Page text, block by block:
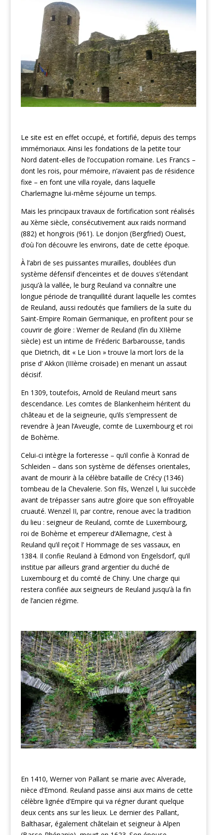
Le site est en effet occupé, et fortifié, depuis des temps
immémoriaux. Ainsi les fondations de la petite tour
Nord datent-elles de l’occupation romaine. Les Francs –
dont les rois, pour mémoire, n’avaient pas de résidence
fixe – en font une villa royale, dans laquelle
Charlemagne lui-même séjourne un temps.
Mais les principaux travaux de fortification sont réalisés
au Xème siècle, consécutivement aux raids normand
(882) et hongrois (961). Le donjon (Bergfried) Ouest,
d’où l’on découvre les environs, date de cette époque.
À l’abri de ses puissantes murailles, doublées d’un
système défensif d’enceintes et de douves s’étendant
jusqu’à la vallée, le burg Reuland va connaître une
longue période de tranquillité durant laquelle les comtes
de Reuland, aussi redoutés que familiers de la suite du
Saint-Empire Romain Germanique, en profitent pour se
couvrir de gloire : Werner de Reuland (fin du XIIème
siècle) est un intime de Fréderic Barbarousse, tandis
que Dietrich, dit « Le Lion » trouve la mort lors de la
prise d’ Akkon (IIIème croisade) en menant un assaut
décisif.
En 1309, toutefois, Arnold de Reuland meurt sans
descendance. Les comtes de Blankenheim héritent du
château et de la seigneurie, qu’ils s’empressent de
revendre à Jean l‘Aveugle, comte de Luxembourg et roi
de Bohème.
Celui-ci intègre la forteresse – qu’il confie à Konrad de
Schleiden – dans son système de défenses orientales,
avant de mourir à la célèbre bataille de Crécy (1346)
tombeau de la Chevalerie. Son fils, Wenzel I, lui succède
avant de trépasser sans autre gloire que son effroyable
cruauté. Wenzel II, par contre, renoue avec la tradition
du lieu : seigneur de Reuland, comte de Luxembourg,
roi de Bohème et empereur d‘Allemagne, c’est à
Reuland qu’il reçoit l’ Hommage de ses vassaux, en
1384. Il confie Reuland à Edmond von Engelsdorf, qu’il
institue par ailleurs grand argentier du duché de
Luxembourg et du comté de Chiny. Une charge qui
restera confiée aux seigneurs de Reuland jusqu’à la fin
de l’ancien régime.
En 1410, Werner von Pallant se marie avec Alverade,
nièce d‘Emond. Reuland passe ainsi aux mains de cette
célèbre lignée d’Empire qui va régner durant quelque
deux cents ans sur les lieux. Le dernier des Pallant,
Balthasar, également châtelain et seigneur à Alpen